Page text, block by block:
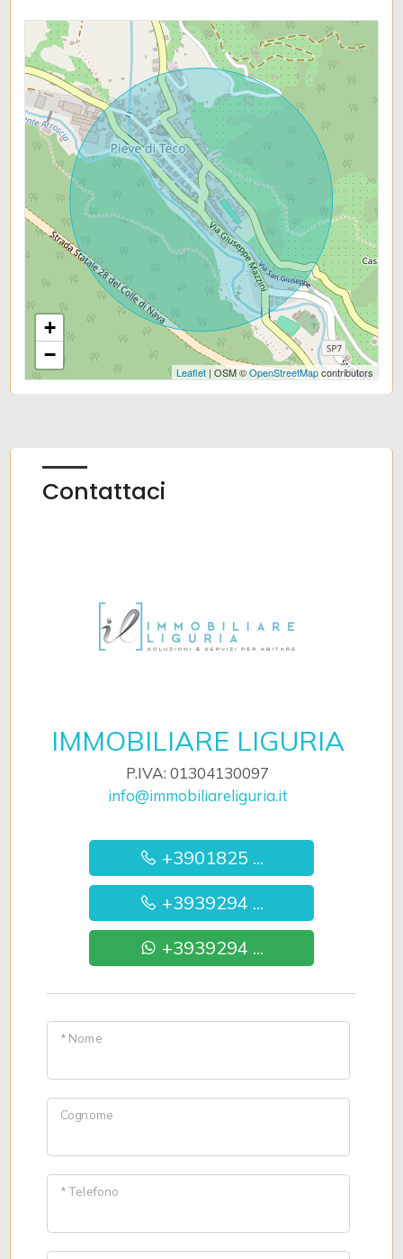
Box: Singolo
Arredato: Parzialmente arredato
Terrazza: 30 ㎡
Cantina
Scuole Medie
Scuole Superiori
Bar
Uffici postali
Centri commerciali
Uffici comunali
+
−
Leaflet| OSM ©OpenStreetMapcontributors
Contattaci
IMMOBILIARE LIGURIA
P.IVA: 01304130097
info@immobiliareliguria.it
+3901825 ...
+3939294 ...
+3939294 ...
* Nome
Cognome
* Telefono